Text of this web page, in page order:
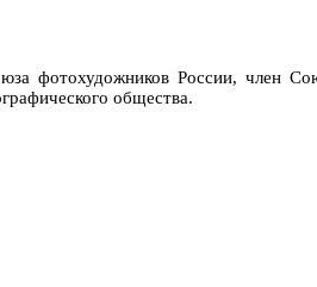
России, член
общества.